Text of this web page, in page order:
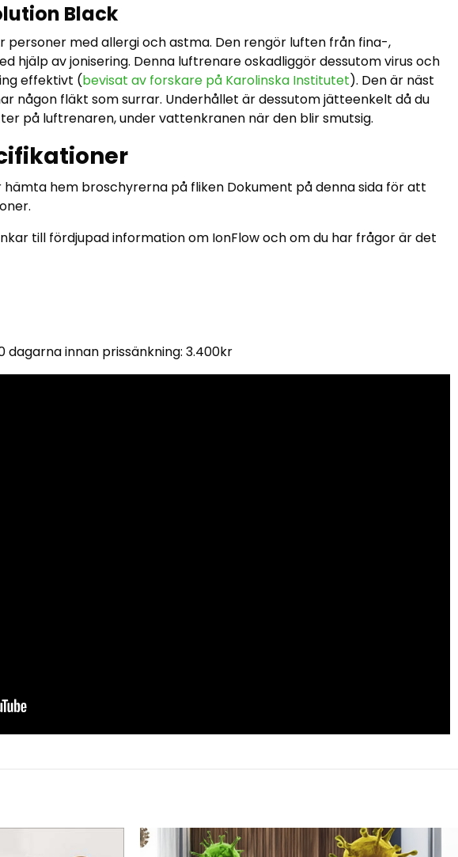
Black
med allergi och astma. Den rengör luften från fina-,
hjälp av jonisering. Denna luftrenare oskadliggör dessutom virus och
effektivt (bevisat av forskare på Karolinska Institutet). Den är näst
någon fläkt som surrar. Underhållet är dessutom jätteenkelt då du
på luftrenaren, under vattenkranen när den blir smutsig.
hem broschyrerna på fliken Dokument på denna sida för att
till fördjupad information om IonFlow och om du har frågor är det
dagarna innan prissänkning: 3.400kr